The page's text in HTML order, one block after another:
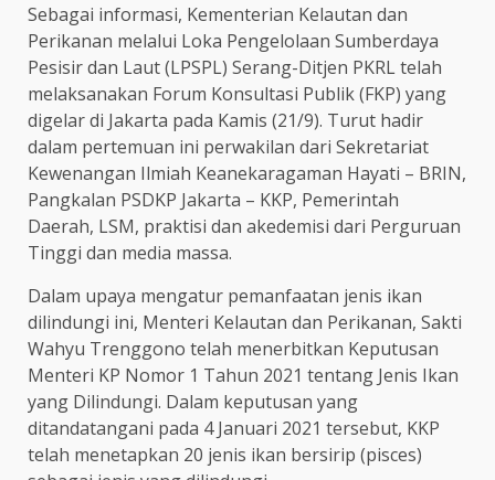
Sebagai informasi, Kementerian Kelautan dan
Perikanan melalui Loka Pengelolaan Sumberdaya
Pesisir dan Laut (LPSPL) Serang-Ditjen PKRL telah
melaksanakan Forum Konsultasi Publik (FKP) yang
digelar di Jakarta pada Kamis (21/9). Turut hadir
dalam pertemuan ini perwakilan dari Sekretariat
Kewenangan Ilmiah Keanekaragaman Hayati – BRIN,
Pangkalan PSDKP Jakarta – KKP, Pemerintah
Daerah, LSM, praktisi dan akedemisi dari Perguruan
Tinggi dan media massa.
Dalam upaya mengatur pemanfaatan jenis ikan
dilindungi ini, Menteri Kelautan dan Perikanan, Sakti
Wahyu Trenggono telah menerbitkan Keputusan
Menteri KP Nomor 1 Tahun 2021 tentang Jenis Ikan
yang Dilindungi. Dalam keputusan yang
ditandatangani pada 4 Januari 2021 tersebut, KKP
telah menetapkan 20 jenis ikan bersirip (pisces)